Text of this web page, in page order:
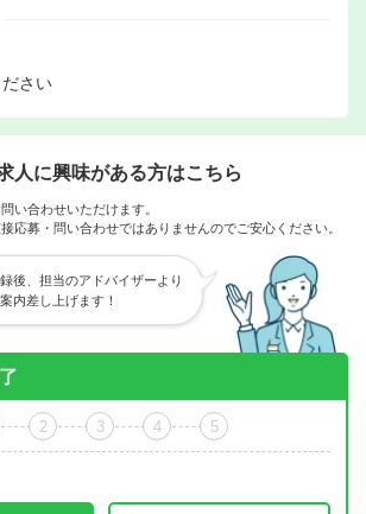
さい
人に興味がある方はこちら
い合わせいただけます。
応募・問い合わせではありませんのでご安心ください。
後、担当のアドバイザーより
内差し上げます！
2 3 4 5